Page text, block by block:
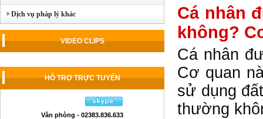
Dịch vụ pháp lý khác
VIDEO CLIPS
HỖ TRỢ TRỰC TUYẾN
Văn phòng - 02383.836.633
Cá nhân
không?
Cá nhân
Cơ quan
sử dụng
thường